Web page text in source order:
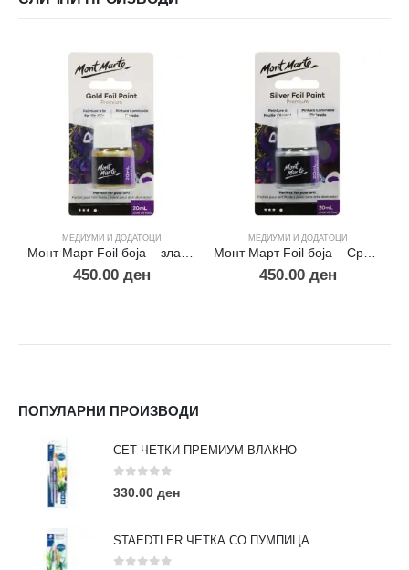
МЕДИУМИ И ДОДАТОЦИ
Монт Март Foil боја – златна
450.00 ден
МЕДИУМИ И ДОДАТОЦИ
Монт Март Foil боја – Сребрена
450.00 ден
ПОПУЛАРНИ ПРОИЗВОДИ
СЕТ ЧЕТКИ ПРЕМИУМ ВЛАКНО
0 out of 5
330.00 ден
STAEDTLER ЧЕТКА СО ПУМПИЦА